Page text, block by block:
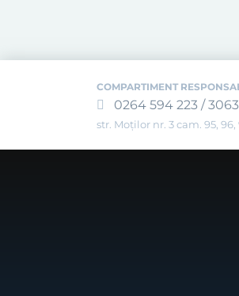
COMPARTIMENT
0264 594 223 /
str. Moților nr. 3 cam. 95, 96,